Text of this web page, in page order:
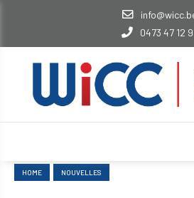
0473 47 12
HOME NOUVELLES